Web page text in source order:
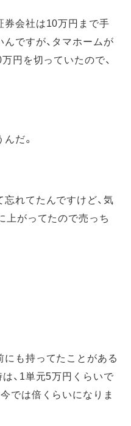
券会社は10万円まで手
ですが、タマホームが
円を切っていたので、
だ。
れてたんですけど、気
上がってたので売っち
にも持ってたことがある
、1単元5万円くらいで
では倍くらいになりま